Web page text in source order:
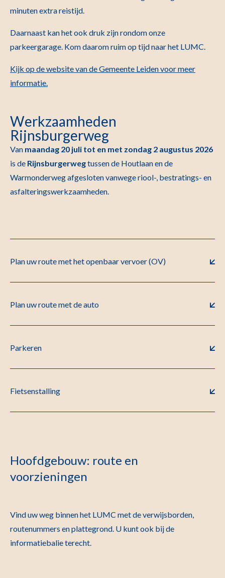
minuten extra reistijd.
Daarnaast kan het ook druk zijn rondom onze
parkeergarage. Kom daarom ruim op tijd naar het LUMC.
Kijk op de website van de Gemeente Leiden voor meer
informatie.
Werkzaamheden
Rijnsburgerweg
Van maandag 20 juli tot en met zondag 2 augustus 2026
is de Rijnsburgerwegtussen de Houtlaan en de
Warmonderweg afgesloten vanwege riool-, bestratings- en
asfalteringswerkzaamheden.
Plan uw route met het openbaar vervoer (OV)
Plan uw route met de auto
Parkeren
Fietsenstalling
Hoofdgebouw: route en
voorzieningen
Vind uw weg binnen het LUMC met de verwijsborden,
routenummers en plattegrond. U kunt ook bij de
informatiebalie terecht.